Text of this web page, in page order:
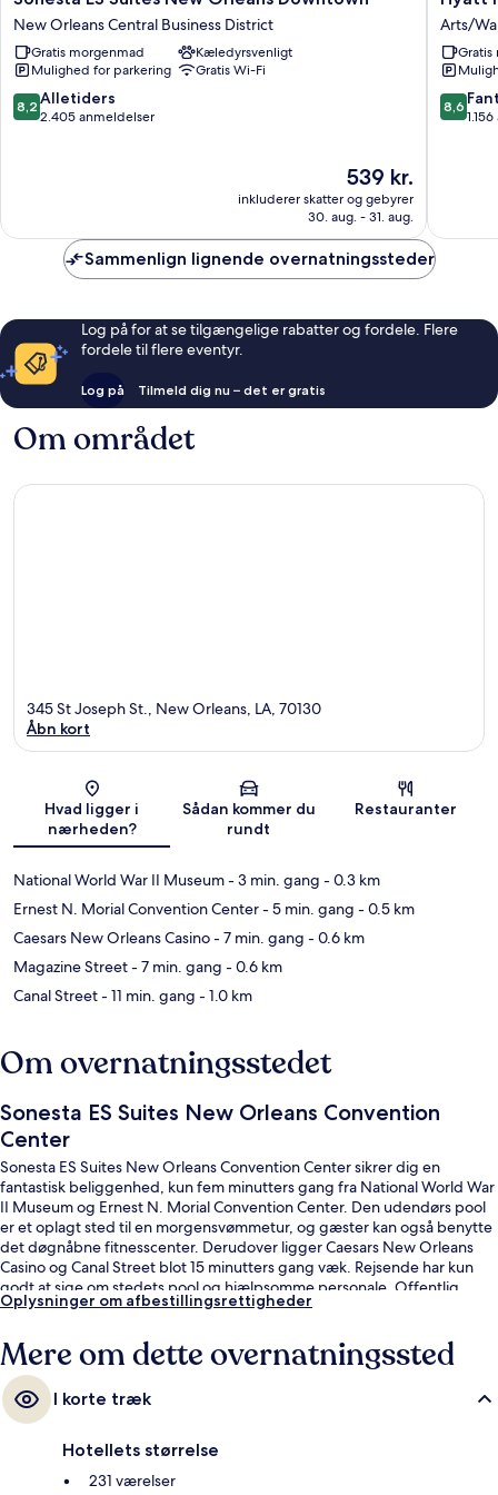
ES
Suites
New
Orleans
Downtown
New
New Orleans Central Business District
Gratis morgenmad
Kæledyrsvenligt
Mulighed for parkering
Gratis Wi-Fi
8.2
ud
8,2 Alletiders
2.405 anmeldelser
Prisen
539 kr.
539 kr.
inkluderer skatter og gebyrer
30. aug. - 31. aug.
Place
New
Orleans
Center
Arts/
Arts/
Gratis
8.6
ud
8,6
Sammenlign lignende overnatningssteder
Log på for at se tilgængelige rabatter og fordele. Flere
fordele til flere eventyr.
Log på Tilmeld dig nu – det er gratis
Om området
Kort
345 St Joseph St., New Orleans, LA, 70130
Åbn kort
Hvad ligger i
nærheden?
Sådan kommer du
rundt
Restauranter
National World War II Museum- 3 min. gang - 0.3 km
Ernest N. Morial Convention Center- 5 min. gang - 0.5 km
Caesars New Orleans Casino- 7 min. gang - 0.6 km
Magazine Street- 7 min. gang - 0.6 km
Canal Street- 11 min. gang - 1.0 km
Om overnatningsstedet
Sonesta ES Suites New Orleans Convention
Center
Sonesta ES Suites New Orleans Convention Center sikrer dig en
fantastisk beliggenhed, kun fem minutters gang fra National World War
II Museum og Ernest N. Morial Convention Center. Den udendørs pool
er et oplagt sted til en morgensvømmetur, og gæster kan også benytte
det døgnåbne fitnesscenter. Derudover ligger Caesars New Orleans
Casino og Canal Street blot 15 minutters gang væk. Rejsende har kun
godt at sige om stedets pool og hjælpsomme personale. Offentlig
transport ligger kun en kort gåtur væk: Saint Charles ved Saint Joseph
minutter derfra.
Oplysninger om afbestillingsrettigheder
Mere om dette overnatningssted
I korte træk
Hotellets størrelse
231 værelser